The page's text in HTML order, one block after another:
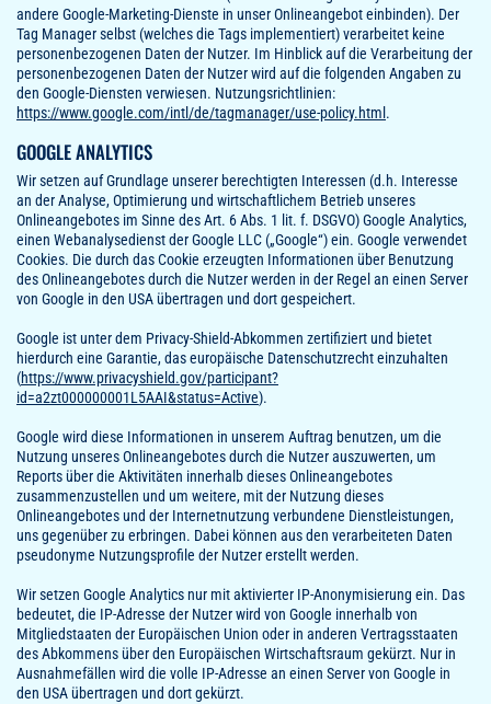
andere Google-Marketing-Dienste in unser Onlineangebot einbinden). Der
Tag Manager selbst (welches die Tags implementiert) verarbeitet keine
personenbezogenen Daten der Nutzer. Im Hinblick auf die Verarbeitung der
personenbezogenen Daten der Nutzer wird auf die folgenden Angaben zu
den Google-Diensten verwiesen. Nutzungsrichtlinien:
https://www.google.com/intl/de/tagmanager/use-policy.html .
GOOGLE ANALYTICS
Wir setzen auf Grundlage unserer berechtigten Interessen (d.h. Interesse
an der Analyse, Optimierung und wirtschaftlichem Betrieb unseres
Onlineangebotes im Sinne des Art. 6 Abs. 1 lit. f. DSGVO) Google Analytics,
einen Webanalysedienst der Google LLC („Google“) ein. Google verwendet
Cookies. Die durch das Cookie erzeugten Informationen über Benutzung
des Onlineangebotes durch die Nutzer werden in der Regel an einen Server
von Google in den USA übertragen und dort gespeichert.
Google ist unter dem Privacy-Shield-Abkommen zertifiziert und bietet
hierdurch eine Garantie, das europäische Datenschutzrecht einzuhalten
(https://www.privacyshield.gov/participant?
id=a2zt000000001L5AAI&status=Active).
Google wird diese Informationen in unserem Auftrag benutzen, um die
Nutzung unseres Onlineangebotes durch die Nutzer auszuwerten, um
Reports über die Aktivitäten innerhalb dieses Onlineangebotes
zusammenzustellen und um weitere, mit der Nutzung dieses
Onlineangebotes und der Internetnutzung verbundene Dienstleistungen,
uns gegenüber zu erbringen. Dabei können aus den verarbeiteten Daten
pseudonyme Nutzungsprofile der Nutzer erstellt werden.
Wir setzen Google Analytics nur mit aktivierter IP-Anonymisierung ein. Das
bedeutet, die IP-Adresse der Nutzer wird von Google innerhalb von
Mitgliedstaaten der Europäischen Union oder in anderen Vertragsstaaten
des Abkommens über den Europäischen Wirtschaftsraum gekürzt. Nur in
Ausnahmefällen wird die volle IP-Adresse an einen Server von Google in
den USA übertragen und dort gekürzt.